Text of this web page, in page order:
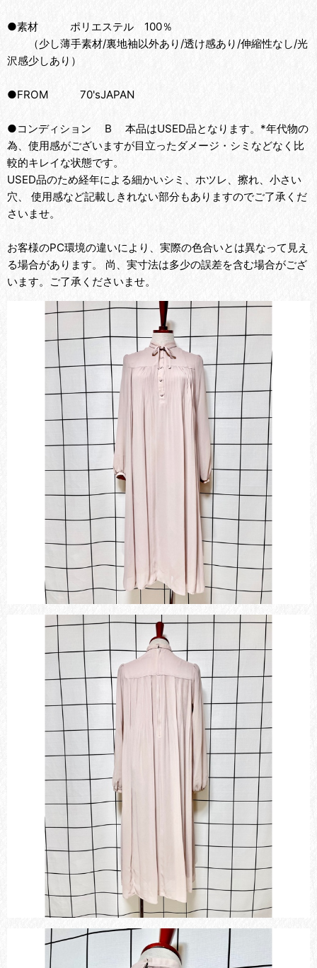
●素材 ポリエステル 100％
（少し薄手素材/裏地袖以外あり/透け感あり/伸縮性なし/光
沢感少しあり）
●FROM 70'sJAPAN
●コンディション B 本品はUSED品となります。*年代物の
為、使用感がございますが目立ったダメージ・シミなどなく比
較的キレイな状態です。
USED品のため経年による細かいシミ、ホツレ、擦れ、小さい
穴、 使用感など記載しきれない部分もありますのでご了承くだ
さいませ。
お客様のPC環境の違いにより、実際の色合いとは異なって見え
る場合があります。 尚、実寸法は多少の誤差を含む場合がござ
います。ご了承くださいませ。